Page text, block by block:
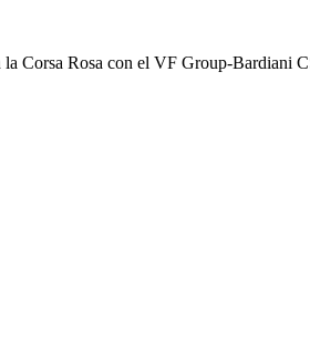
la Corsa Rosa con el VF Group-Bardiani